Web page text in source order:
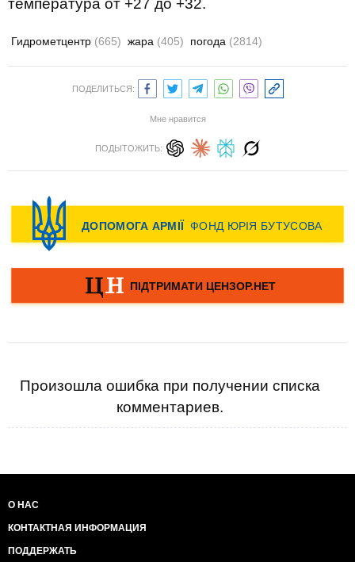
температура от +27 до +32.
Гидрометцентр (665) жара (405) погода (2814)
ПОДЕЛИТЬСЯ:
Мне нравится
ПОДЫТОЖИТЬ:
Произошла ошибка при получении списка
комментариев.
О НАС
КОНТАКТНАЯ ИНФОРМАЦИЯ
ПОДДЕРЖАТЬ